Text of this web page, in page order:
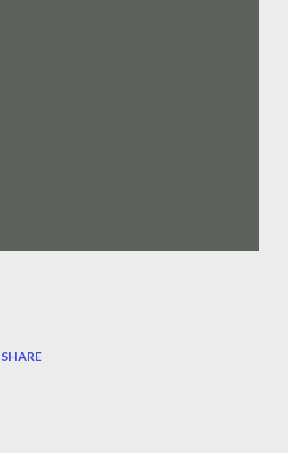
SHARE